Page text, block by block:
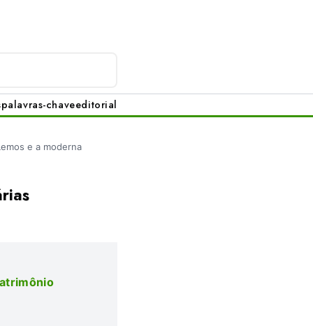
palavras-chaveeditorial
e a moderna